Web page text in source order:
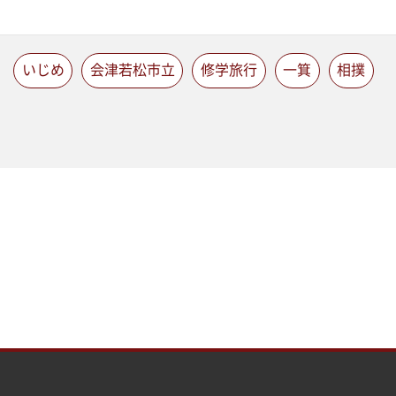
いじめ 会津若松市立 修学旅行 一箕 相撲